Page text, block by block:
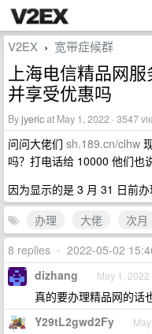
V2EX › 宽带症候群
上海电信精品网
并享受优惠吗
Byjyericat May 1, 2022 · 3547
问问大佬们 sh.189.cn/clhw
吗？打电话给 10000 他们也
因为显示的是 3 月 31 日前
办理
大佬 次月
8 replies • 2022-05-02
dizhang May 1, 2022
真的要办理精品网的话
Y29tL2gwd2Fy